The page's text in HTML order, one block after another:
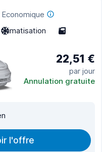
Climatisation 5
22,51 €
par jour
Annulation gratuite
l'offre